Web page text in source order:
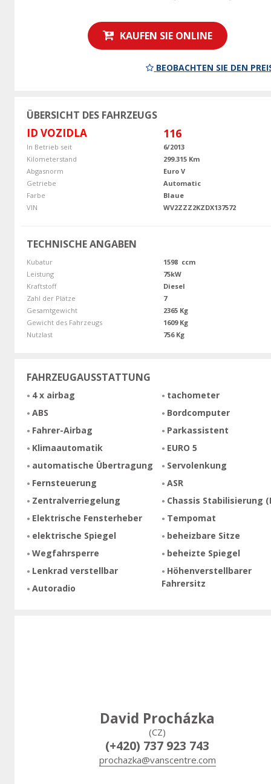
KAUFEN SIE ONLINE
BEOBACHTEN SIE DEN
ÜBERSICHT DES FAHRZEUGS
ID VOZIDLA 116
In Betrieb seit
6/2013
Kilometerstand
299.315 Km
Abgasnorm
Euro V
Getriebe
Automatic
Farbe
Blaue
VIN
WV2ZZZ2KZDX137572
TECHNISCHE ANGABEN
Kubatur
1598 ccm
Leistung
75kW
Kraftstoff
Diesel
Zahl der Plätze
7
Gesamtgewicht
2365 Kg
Gewicht des Fahrzeugs
1609 Kg
Nutzlast
756 Kg
FAHRZEUGAUSSTATTUNG
4 x airbag
ABS
Fahrer-Airbag
Klimaautomatik
automatische Übertragung
Fernsteuerung
Zentralverriegelung
Elektrische Fensterheber
elektrische Spiegel
Wegfahrsperre
Lenkrad verstellbar
Autoradio
tachometer
Bordcomputer
Parkassistent
EURO 5
Servolenkung
ASR
Chassis Stabilisierung
Tempomat
beheizbare Sitze
beheizte Spiegel
Höhenverstellbarer
Fahrersitz
David Procházka
(CZ)
(+420) 737 923 743
prochazka@vanscentre.com